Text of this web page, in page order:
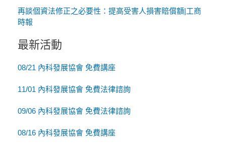
再談個資法修正之必要性：提高受害人損害賠償額|工商
時報
最新活動
08/21 內科發展協會 免費講座
11/01 內科發展協會 免費法律諮詢
09/06 內科發展協會 免費法律諮詢
08/16 內科發展協會 免費講座